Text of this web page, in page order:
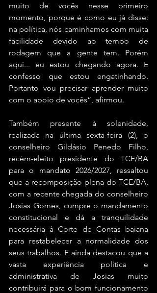
muito de vocês nesse primeiro
momento, porque é como eu já disse:
na política, nós caminhamos com muita
facilidade devido ao tempo de
rodagem que a gente tem. Porém
aqui... eu estou chegando agora. E
confesso que estou engatinhando.
Portanto vou precisar aprender muito
com o apoio de vocês”, afirmou.
Também presente à solenidade,
realizada na última sexta-feira (2), o
conselheiro Gildásio Penedo Filho,
recém-eleito presidente do TCE/BA
para o mandato 2026/2027, ressaltou
que a recomposição plena do TCE/BA,
com a recente chegada do conselheiro
Josias Gomes, cumpre o mandamento
constitucional e dá a tranquilidade
necessária à Corte de Contas baiana
para restabelecer a normalidade dos
seus trabalhos. E ainda destacou que a
vasta experiência política e
administrativa de Josias muito
contribuirá para o bom funcionamento